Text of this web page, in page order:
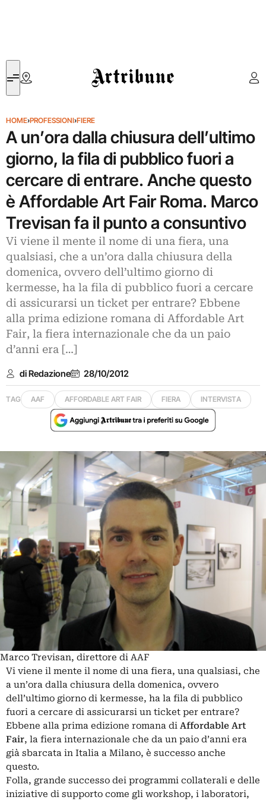
Artribune
HOME›PROFESSIONI›FIERE
A un’ora dalla chiusura dell’ultimo
giorno, la fila di pubblico fuori a
cercare di entrare. Anche questo
è Affordable Art Fair Roma. Marco
Trevisan fa il punto a consuntivo
Vi viene il mente il nome di una fiera, una
qualsiasi, che a un’ora dalla chiusura della
domenica, ovvero dell’ultimo giorno di
kermesse, ha la fila di pubblico fuori a cercare
di assicurarsi un ticket per entrare? Ebbene
alla prima edizione romana di Affordable Art
Fair, la fiera internazionale che da un paio
d’anni era […]
di Redazione 28/10/2012
TAG AAF AFFORDABLE ART FAIR FIERA INTERVISTA
Marco Trevisan, direttore di AAF
Vi viene il mente il nome di una fiera, una qualsiasi, che
a un’ora dalla chiusura della domenica, ovvero
dell’ultimo giorno di kermesse, ha la fila di pubblico
fuori a cercare di assicurarsi un ticket per entrare?
Ebbene alla prima edizione romana di Affordable Art
Fair, la fiera internazionale che da un paio d’anni era
già sbarcata in Italia a Milano, è successo anche
questo.
Folla, grande successo dei programmi collaterali e delle
iniziative di supporto come gli workshop, i laboratori,